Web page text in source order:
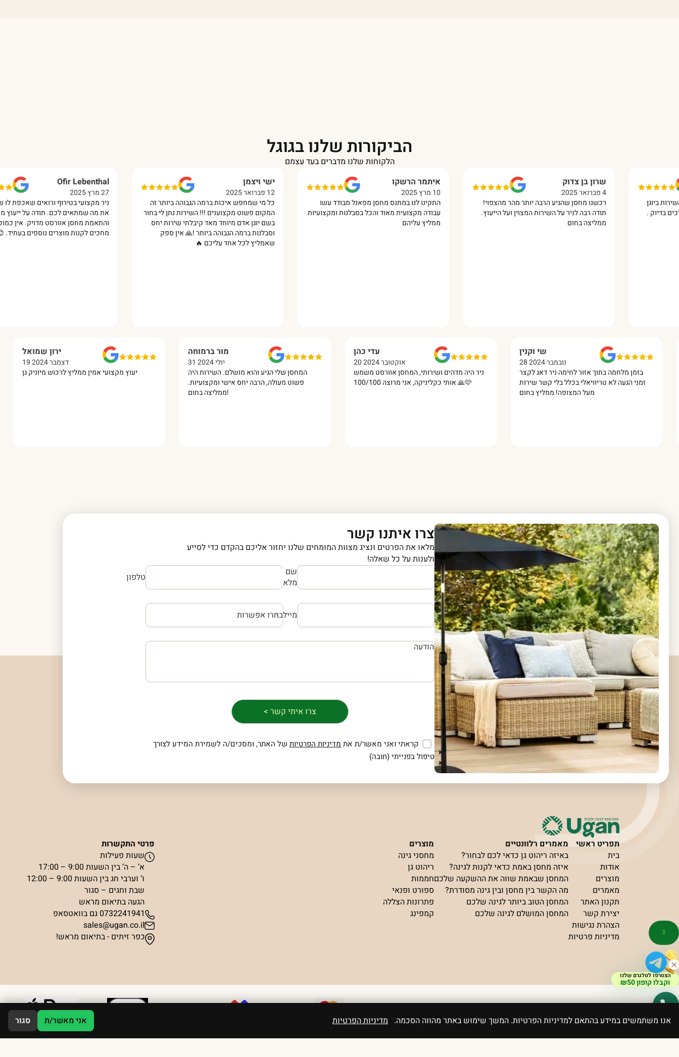
הביקורות שלנו בגוגל
הלקוחות שלנו מדברים בעד עצמם
.
שרון בן צדוק
רכשנו מחסן שהגיע הרבה יותר מהר מהצפוי!
תודה רבה לניר על השירות המצוין ועל הייעוץ.
ממליצה בחום
איתמר הרשקו
התקינו לנו במתנס מחסן מפאנל מבודד עשו
עבודה מקצועית מאוד והכל בסבלנות ומקצועיות
ממליץ עליהם
ישי ויצמן
כל מי שמחפש איכות ברמה הגבוהה ביותר זה
המקום פשוט מקצוענים !!! השירות נתן לי בחור
בשם יוגן אדם מיוחד מאד קיבלתי שירות יחס
וסבלנות ברמה הגבוהה ביותר !🙏 אין ספק
שאמליץ לכל אחד עליכם 🔥‏
Ofir Lebenthal
ניר מקצועי בטירוף ורואים שאכפת לו שתקנו
את מה שמתאים לכם. תודה על ייעוץ מקצועי
והתאמת מחסן אוורסט מדויק. אין כמוכם!
מחכים לקנות מוצרים נוספים בעתיד. 😊‏
ירון שמואל
19 דצמבר 2024
יעוץ מקצועי אמין ממליץ לרכוש מיוניק גן
מור ברמוחה
31 יולי 2024
המחסן שלי הגיע והוא מושלם. השירות היה
פשוט מעולה, הרבה יחס אישי ומקצועיות.
ממליצה בחום!
עדי כהן
20 אוקטובר 2024
ניר היה מדהים ושירותי, המחסן אוורסט משמש
אותי כקליניקה, אני מרוצה 100/100 🙏🩷‏
שי וקנין
28 נובמבר 2024
בזמן מלחמה בתוך אזור לחימה ניר דאג לקצר
זמני הגעה לא טריוויאלי בכלל בלי קשר שירות
מעל המצופה! ממליץ בחום
צרו איתנו קשר
מלאו את הפרטים ונציג מצוות המומחים שלנו יחזור אליכם בהקדם כדי לסייע
ולענות על כל שאלה!
שם
מלא
טלפון
מייל
קראתי ואני מאשר/ת את מדיניות הפרטיות של האתר, ומסכים/ה לשמירת המידע לצורך
טיפול בפנייתי (חובה)
תפריט ראשי
בית
אודות
מוצרים
מאמרים
תקנון האתר
יצירת קשר
הצהרת נגישות
מדיניות פרטיות
מאמרים רלוונטיים
באיזה ריהוט גן כדאי לכם לבחור?
איזה מחסן באמת כדאי לקנות לגינה?
המחסן שבאמת שווה את ההשקעה שלכם
מה הקשר בין מחסן ובין גינה מסודרת?
המחסן הטוב ביותר לגינה שלכם
המחסן המושלם לגינה שלכם
מוצרים
מחסני גינה
ריהוט גן
חממות
ספורט ופנאי
פתרונות הצללה
קמפינג
פרטי התקשרות
שעות פעילות
א’ – ה’ בין השעות 9:00 – 17:00
ו’ וערבי חג בין השעות 9:00 – 12:00
שבת וחגים – סגור
הגעה בתיאום מראש
0732241941 גם בוואטסאפ
sales@ugan.co.il
כפר זיתים - בתיאום מראש!
הצטרפו לטלגרם שלנו
וקבלו קופון ₪50
אנו משתמשים במידע בהתאם למדיניות הפרטיות. המשך שימוש באתר מהווה הסכמה. מדיניות הפרטיות אני מאשר/ת סגור